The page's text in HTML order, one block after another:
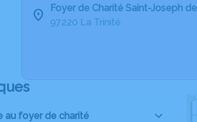
Foyer de Charité Saint-Joseph
97220 La Trinité
au foyer de charité